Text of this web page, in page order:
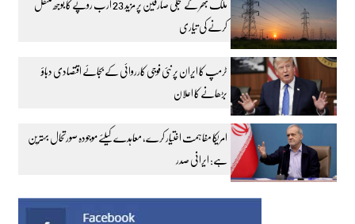
کرنے کی تیاری
ٹرمپ کا ایران پر نئی فوجی کارروائی کے بجائے اقتصادی دباؤ
بڑھانے کا اعلان
امریکا مفاہمت اختیار کرے، معاہدے کیلئے موجودہ صورتحال بہترین
ہے: ایرانی صدر